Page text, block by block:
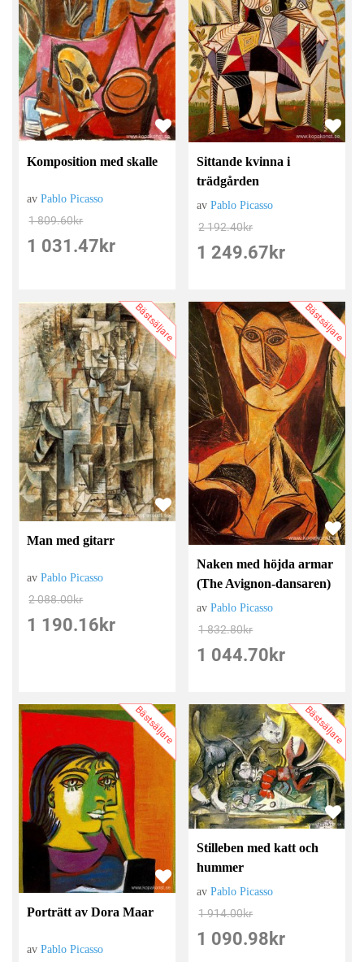
Komposition med skalle
avPablo Picasso
1 809.60kr
1 031.47 kr
Sittande kvinna i
trädgården
avPablo Picasso
2 192.40kr
1 249.67 kr
Bästsäljare
Man med gitarr
avPablo Picasso
2 088.00kr
1 190.16 kr
Bästsäljare
Naken med höjda armar
(The Avignon-dansaren)
avPablo Picasso
1 832.80kr
1 044.70 kr
Bästsäljare
Porträtt av Dora Maar
avPablo Picasso
Bästsäljare
Stilleben med katt och
hummer
avPablo Picasso
1 914.00kr
1 090.98 kr